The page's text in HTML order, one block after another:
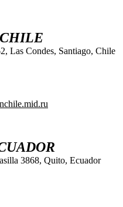
CHILE
Las Condes, Santiago, Chile
3868, Quito, Ecuador